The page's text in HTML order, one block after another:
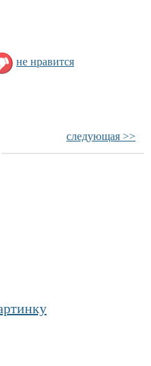
не нравится
следующая >>